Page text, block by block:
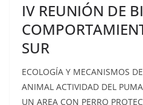
IV REUNIÓN DE
SUR
ECOLOGÍA Y MECANISMOS
ANIMAL ACTIVIDAD DEL
UN AREA CON PERRO